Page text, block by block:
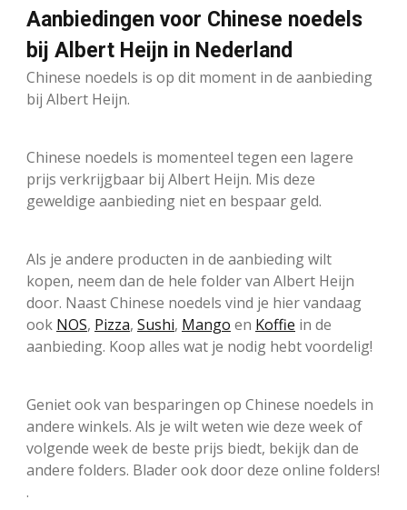
Aanbiedingen voor Chinese noedels
bij Albert Heijn in Nederland
Chinese noedels is op dit moment in de aanbieding
bij Albert Heijn.
Chinese noedels is momenteel tegen een lagere
prijs verkrijgbaar bij Albert Heijn. Mis deze
geweldige aanbieding niet en bespaar geld.
Als je andere producten in de aanbieding wilt
kopen, neem dan de hele folder van Albert Heijn
door. Naast Chinese noedels vind je hier vandaag
ook NOS, Pizza, Sushi, Mango en Koffie in de
aanbieding. Koop alles wat je nodig hebt voordelig!
Geniet ook van besparingen op Chinese noedels in
andere winkels. Als je wilt weten wie deze week of
volgende week de beste prijs biedt, bekijk dan de
andere folders. Blader ook door deze online folders!
.